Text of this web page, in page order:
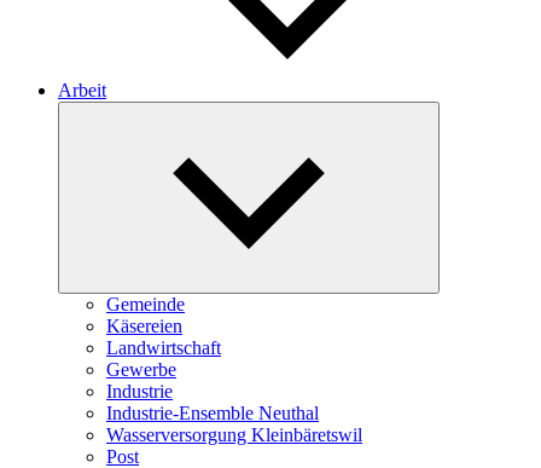
Arbeit
Gemeinde
Käsereien
Landwirtschaft
Gewerbe
Industrie
Industrie-Ensemble Neuthal
Wasserversorgung Kleinbäretswil
Post